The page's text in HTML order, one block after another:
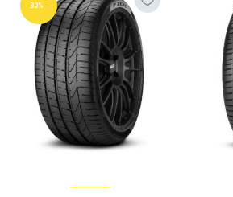
-30%